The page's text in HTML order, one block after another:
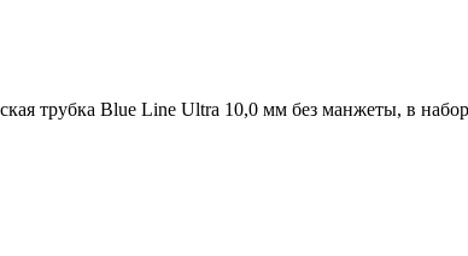
трубка Blue Line Ultra 10,0 мм без манжеты, в